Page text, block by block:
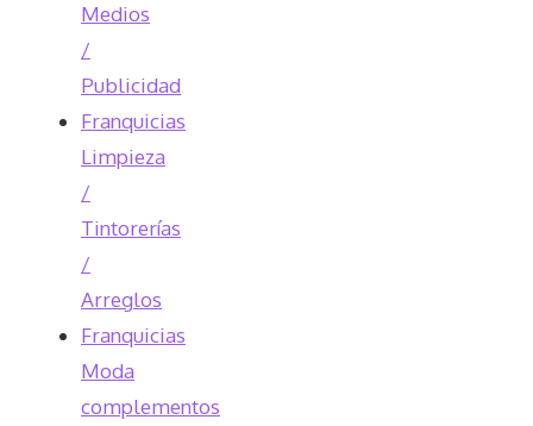
Medios
/
Publicidad
Franquicias
Limpieza
/
Tintorerías
/
Arreglos
Franquicias
Moda
complementos